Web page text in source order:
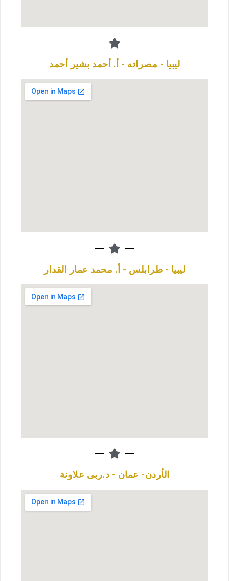
ليبيا - مصراته - أ. أحمد بشير أحمد
ليبيا - طرابلس - أ. محمد عمار القدار
الأردن- عمان - د.ربى علاونة